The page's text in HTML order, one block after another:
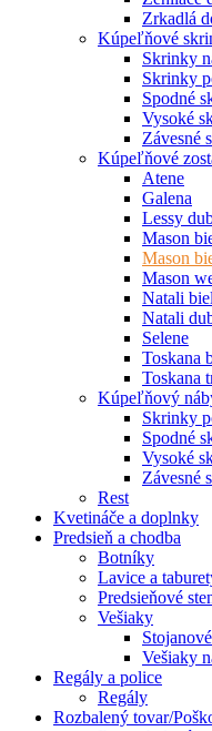
Zrkadlá
Kúpeľňové
Skrinky
Skrinky
Spodné
Vysoké
Závesné
Kúpeľňové
Atene
Galena
Lessy
Mason
Mason
Mason
Natali
Natali
Selene
Toskana
Toskana
Kúpeľňový
Skrinky
Spodné
Vysoké
Závesné
Rest
Kvetináče a doplnky
Predsieň a chodba
Botníky
Lavice a
Predsieňové
Vešiaky
Vešiaky
Regály a police
Regály
Rozbalený tovar/